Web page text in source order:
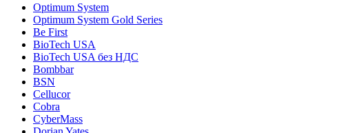
Optimum System
Optimum System Gold Series
Be First
BioTech USA
BioTech USA без НДС
Bombbar
BSN
Cellucor
Cobra
CyberMass